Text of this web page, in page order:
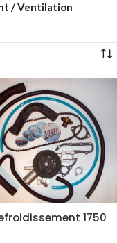
/ Ventilation
1750